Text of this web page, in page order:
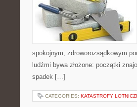
spokojnym, zdroworozsądkowym
ludźmi bywa złożone: początki
spadek […]
CATEGORIES: KATASTROFY